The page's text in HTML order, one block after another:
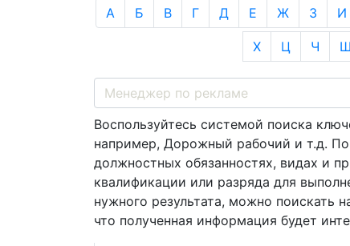
А Б В Г Д Е Ж З И
Х Ц Ч Ш
Воспользуйтесь системой поиска
например, Дорожный рабочий и т.д.
должностных обязанностях, видах и
квалификации или разряда для
нужного результата, можно поискать
что полученная информация будет